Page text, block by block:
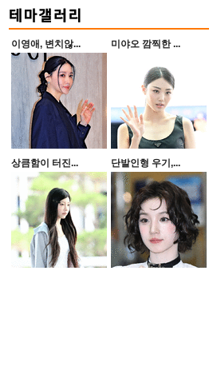
이영애, 변치않... 미야오 깜찍한 ...
상큼함이 터진... 단발인형 우기,...